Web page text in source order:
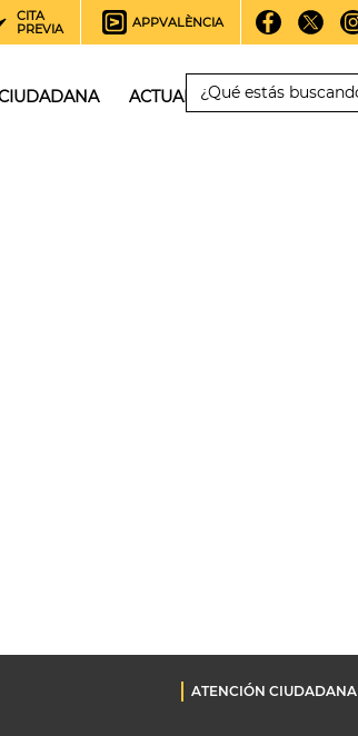
CITA
PREVIA
APPVALÈNCIA
ACTUALIDAD
ATENCIÓN CIUDADANA